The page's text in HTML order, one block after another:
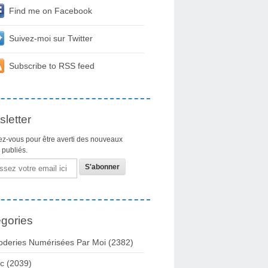
Find me on Facebook
Suivez-moi sur Twitter
Subscribe to RSS feed
vous pour être averti des nouveaux
publiés.
Numérisées Par Moi (2382)
(2039)